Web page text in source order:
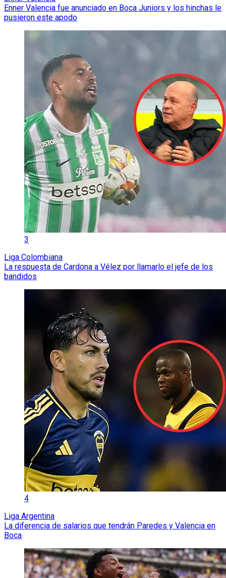
Enner Valencia fue anunciado en Boca Juniors y los hinchas le
pusieron este apodo
3
Liga Colombiana
La respuesta de Cardona a Vélez por llamarlo el jefe de los
bandidos
4
Liga Argentina
La diferencia de salarios que tendrán Paredes y Valencia en
Boca